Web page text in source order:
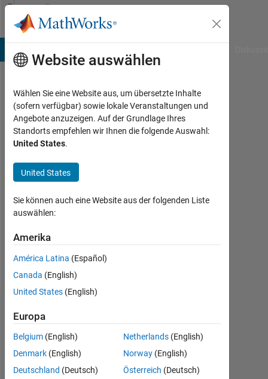
Weiter zum Inhalt
Community
Profile
Inso
Aktiv
seit
2018
Followers:
Following:
Follow
Please
login
endorse
Website auswählen
Wählen Sie eine Website aus, um übersetzte Inhalte
(sofern verfügbar) sowie lokale Veranstaltungen und
Angebote anzuzeigen. Auf der Grundlage Ihres
Standorts empfehlen wir Ihnen die folgende Auswahl:
United States.
United States
Sie können auch eine Website aus der folgenden Liste
auswählen:
Amerika
América Latina (Español)
Canada (English)
United States (English)
Europa
Belgium (English)
Denmark (English)
Deutschland (Deutsch)
Netherlands (English)
Norway (English)
Österreich (Deutsch)